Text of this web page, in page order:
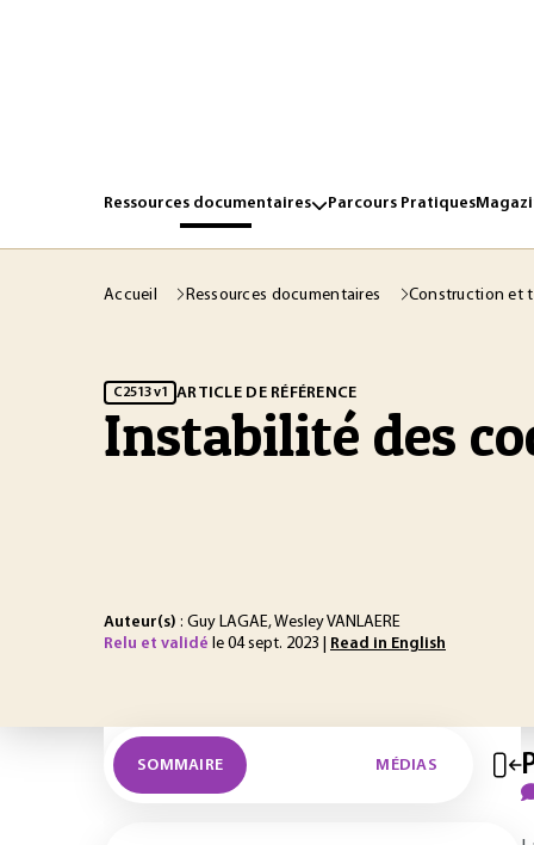
Ressources documentaires Parcours Pratiques
Accueil Ressources documentaires Construction et
C2513 v1 ARTICLE DE RÉFÉRENCE
Instabilité des
Auteur(s) : Guy LAGAE, Wesley VANLAERE
Relu et validé le 04 sept. 2023 | Read in English
SOMMAIRE MÉDIAS